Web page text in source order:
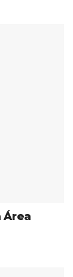
Área